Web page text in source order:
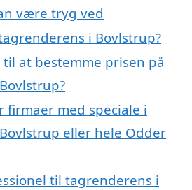
være tryg ved
i Bovlstrup?
at bestemme prisen på
firmaer med speciale i
eller hele Odder
til tagrenderens i